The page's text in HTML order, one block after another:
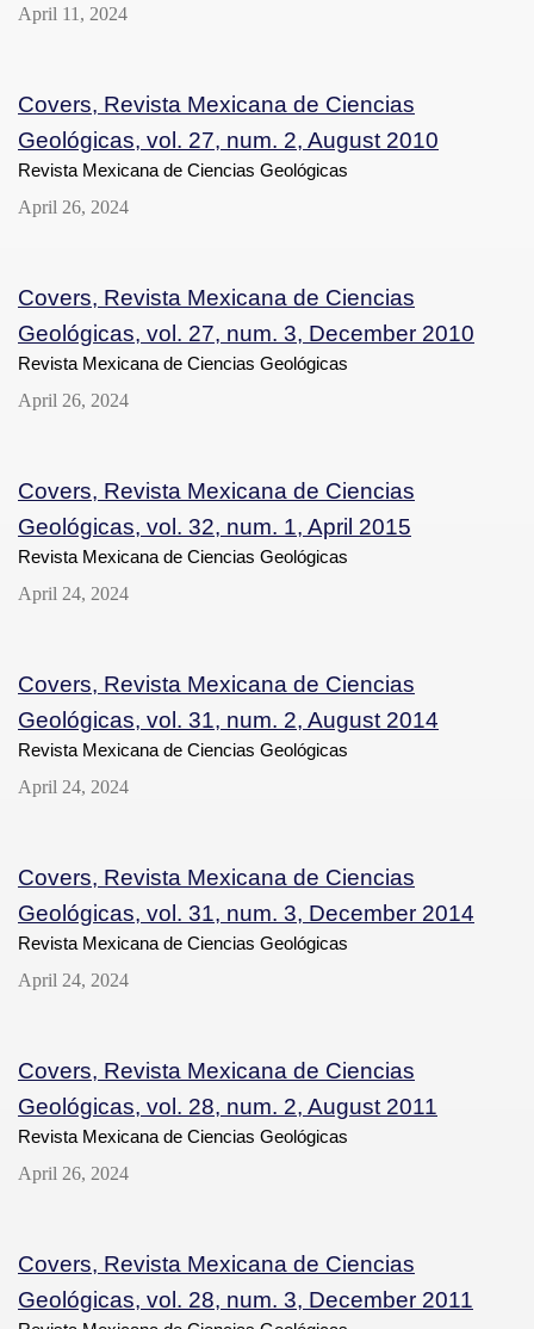
April 11, 2024
Covers, Revista Mexicana de Ciencias
Geológicas, vol. 27, num. 2, August 2010
Revista Mexicana de Ciencias Geológicas
April 26, 2024
Covers, Revista Mexicana de Ciencias
Geológicas, vol. 27, num. 3, December 2010
Revista Mexicana de Ciencias Geológicas
April 26, 2024
Covers, Revista Mexicana de Ciencias
Geológicas, vol. 32, num. 1, April 2015
Revista Mexicana de Ciencias Geológicas
April 24, 2024
Covers, Revista Mexicana de Ciencias
Geológicas, vol. 31, num. 2, August 2014
Revista Mexicana de Ciencias Geológicas
April 24, 2024
Covers, Revista Mexicana de Ciencias
Geológicas, vol. 31, num. 3, December 2014
Revista Mexicana de Ciencias Geológicas
April 24, 2024
Covers, Revista Mexicana de Ciencias
Geológicas, vol. 28, num. 2, August 2011
Revista Mexicana de Ciencias Geológicas
April 26, 2024
Covers, Revista Mexicana de Ciencias
Geológicas, vol. 28, num. 3, December 2011